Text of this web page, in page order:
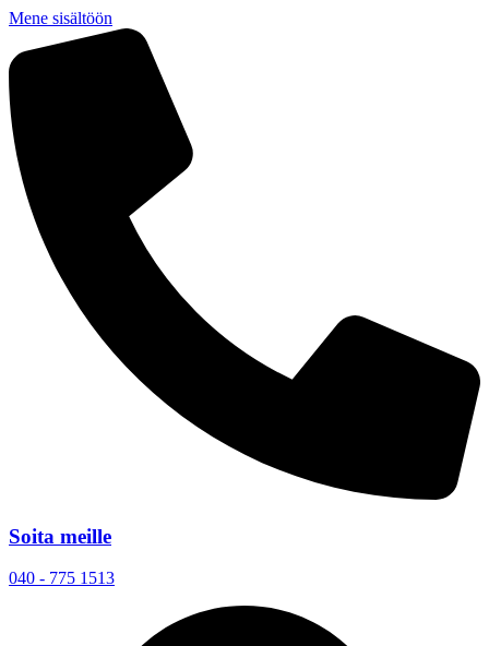
Mene sisältöön
Soita meille
040 - 775 1513